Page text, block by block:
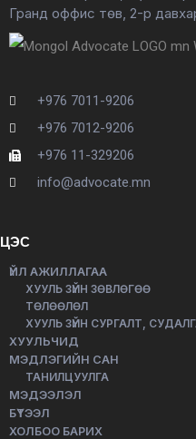
Гранд оффис төв, 2-р
+976 7011-9206
+976 7012-9206
+976 11-329206
info@advocate.mn
ЦЭС
ҮЙЛ АЖИЛЛАГАА
ХУУЛЬ ЗҮЙН ЗӨВЛӨГӨӨ
ТӨЛӨӨЛӨЛ
ХУУЛЬ ЗҮЙН СУРГАЛТ,
ХУУЛЬЧИД
МЭДЛЭГИЙН САН
ТАНИЛЦУУЛГА
МЭДЭЭЛЭЛ
БҮТЭЭЛ
ХОЛБОО БАРИХ